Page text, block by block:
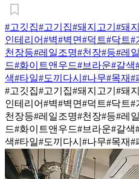
#고깃집#고기집#돼지고기 #돼지
인테리어#벽#벽면#덕트#닥트#
천장등#레일조명#천장#등#레일
드#화이트앤우드#브라운#갈색
색#타일#도끼다시 #나무#목재#
#고깃집#고기집#돼지고기 #돼지
인테리어#벽#벽면#덕트#닥트#
천장등#레일조명#천장#등#레일
드#화이트앤우드#브라운#갈색
색#타일#도끼다시 #나무#목재#